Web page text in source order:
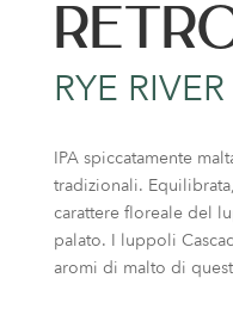
RYE RIVER
IPA spiccatamente
tradizionali.
carattere floreale del
palato. I luppoli
aromi di malto di